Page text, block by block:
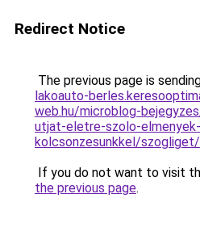
Redirect Notice
The previous page is
lakoauto-
web.hu/microblog-
utjat-eletre-szolo-
kolcsonzesunkkel/szogliget/
If you do not want to visit
the previous page.